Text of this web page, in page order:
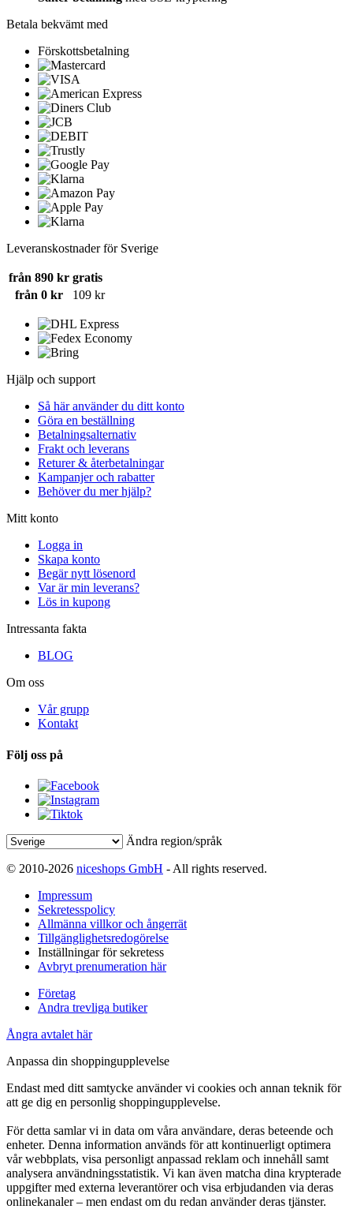
Betala bekvämt med
Förskottsbetalning
Leveranskostnader för Sverige
från 890 kr gratis
från 0 kr
109 kr
Hjälp och support
Så här använder du ditt konto
Göra en beställning
Betalningsalternativ
Frakt och leverans
Returer & återbetalningar
Kampanjer och rabatter
Behöver du mer hjälp?
Mitt konto
Logga in
Skapa konto
Begär nytt lösenord
Var är min leverans?
Lös in kupong
Intressanta fakta
BLOG
Om oss
Vår grupp
Kontakt
Följ oss på
Ändra region/språk
© 2010-2026 niceshops GmbH - All rights reserved.
Impressum
Sekretesspolicy
Allmänna villkor och ångerrät
Tillgänglighetsredogörelse
Inställningar för sekretess
Avbryt prenumeration här
Företag
Andra trevliga butiker
Ångra avtalet här
Anpassa din shoppingupplevelse
Endast med ditt samtycke använder vi cookies och annan teknik för
att ge dig en personlig shoppingupplevelse.
För detta samlar vi in data om våra användare, deras beteende och
enheter. Denna information används för att kontinuerligt optimera
vår webbplats, visa personligt anpassad reklam och innehåll samt
analysera användningsstatistik. Vi kan även matcha dina krypterade
uppgifter med externa leverantörer och visa erbjudanden via deras
onlinekanaler – men endast om du redan använder deras tjänster.